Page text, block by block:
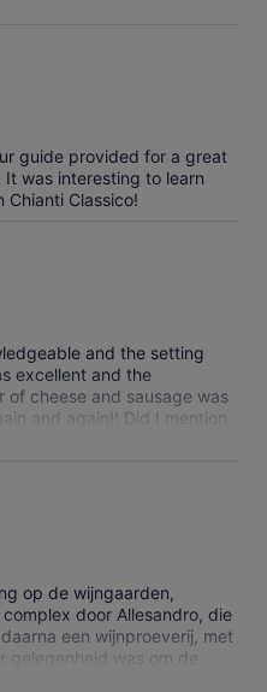
guide provided for a great
was interesting to learn
Classico!
and the setting
excellent and the
cheese and sausage was
and again!! Did I mention
it was the wine!! 😂
op de wijngaarden,
door Allesandro, die
een wijnproeverij, met
was om de
mee te nemen